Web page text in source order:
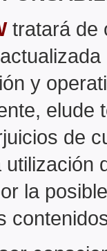
tratará de
y
elude
de
la